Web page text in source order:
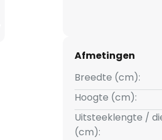
Afmetingen
Breedte (cm):
Hoogte (cm):
Uitsteeklengte /
(cm):